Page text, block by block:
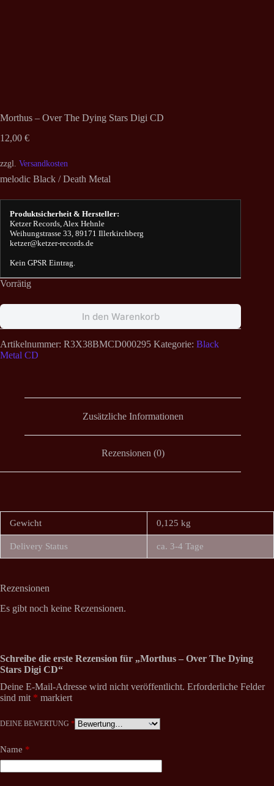
Morthus – Over The Dying Stars Digi CD
12,00 €
zzgl. Versandkosten
melodic Black / Death Metal
Produktsicherheit & Hersteller:
Ketzer Records, Alex Hehnle
Weihungstrasse 33, 89171 Illerkirchberg
ketzer@ketzer-records.de
Kein GPSR Eintrag.
Vorrätig
In den Warenkorb
Artikelnummer: R3X38BMCD000295 Kategorie: Black
Metal CD
Zusätzliche Informationen
Rezensionen (0)
Gewicht 0,125 kg
Delivery Status ca. 3-4 Tage
Rezensionen
Es gibt noch keine Rezensionen.
Schreibe die erste Rezension für „Morthus – Over The Dying
Stars Digi CD“
Deine E-Mail-Adresse wird nicht veröffentlicht. Erforderliche Felder
sind mit * markiert
DEINE BEWERTUNG *
Name *